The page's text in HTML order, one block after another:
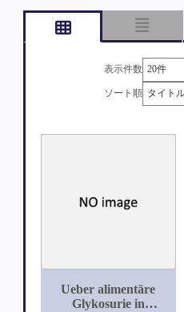
表示件数
ソート順
Ueber alimentäre
Glykosurie in